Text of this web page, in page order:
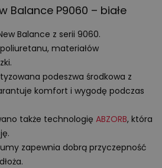
Balance P9060 – białe
Balance z serii 9060.
materiałów
podeszwa środkowa z
komfort i wygodę podczas
także technologię ABZORB, która
zapewnia dobrą przyczepność